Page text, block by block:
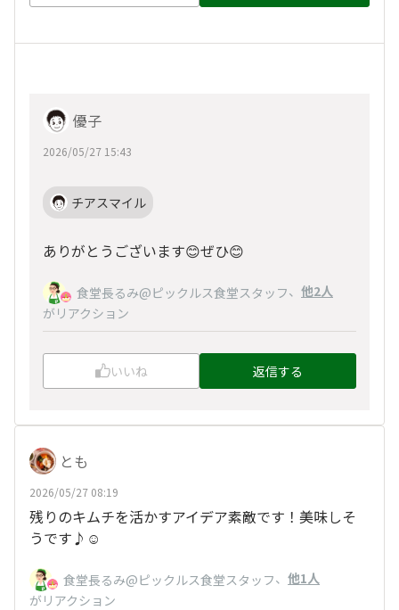
優子
2026/05/27 15:43
チアスマイル
ありがとうございます😊ぜひ😊
食堂長るみ@ピックルス食堂スタッフ、 他2人
がリアクション
いいね 返信する
とも
2026/05/27 08:19
残りのキムチを活かすアイデア素敵です！美味しそ
うです♪☺️
食堂長るみ@ピックルス食堂スタッフ、 他1人
がリアクション